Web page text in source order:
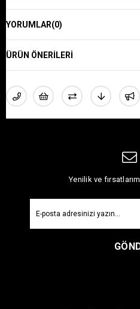
YORUMLAR(0)
ÜRÜN ÖNERILERI
Yenilik ve